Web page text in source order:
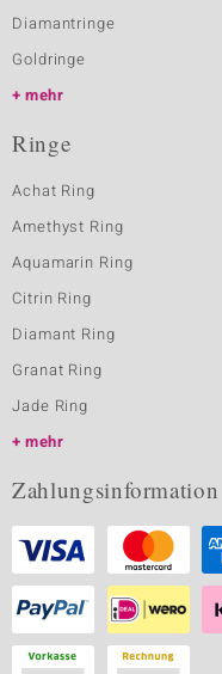
Diamantringe
Goldringe
mehr
Ringe
Achat Ring
Amethyst Ring
Aquamarin Ring
Citrin Ring
Diamant Ring
Granat Ring
Jade Ring
mehr
Zahlungsinformation